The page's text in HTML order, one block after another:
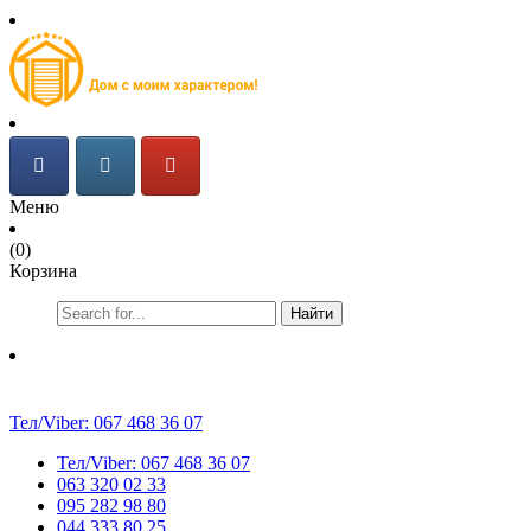
Меню
(0)
Корзина
Найти
Тел/Viber: 067 468 36 07
Тел/Viber: 067 468 36 07
063 320 02 33
095 282 98 80
044 333 80 25